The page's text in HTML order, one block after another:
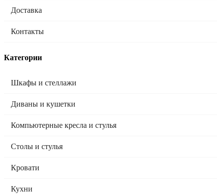
Доставка
Контакты
Категории
Шкафы и стеллажи
Диваны и кушетки
Компьютерные кресла и стулья
Столы и стулья
Кровати
Кухни